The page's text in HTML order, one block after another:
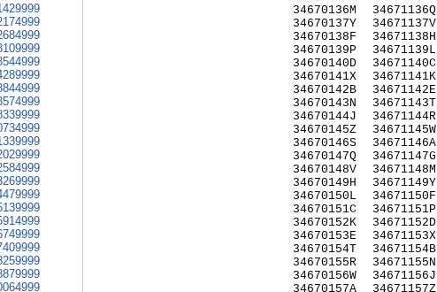
34670136M
34670137Y
34670138F
34670139P
34670140D
34670141X
34670142B
34670143N
34670144J
34670145Z
34670146S
34670147Q
34670148V
34670149H
34670150L
34670151C
34670152K
34670153E
34670154T
34670155R
34670156W
34670157A
34671136Q
34671137V
34671138H
34671139L
34671140C
34671141K
34671142E
34671143T
34671144R
34671145W
34671146A
34671147G
34671148M
34671149Y
34671150F
34671151P
34671152D
34671153X
34671154B
34671155N
34671156J
34671157Z